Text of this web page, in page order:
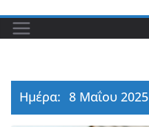
Ημέρα: 8 Μαΐου 2025